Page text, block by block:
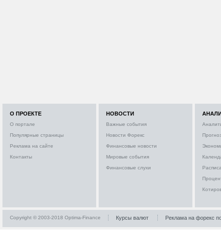
О ПРОЕКТЕ
О портале
Популярные страницы
Реклама на сайте
Контакты
НОВОСТИ
Важные события
Новости Форекс
Финансовые новости
Мировые события
Финансовые слухи
Copyright © 2003-2018 Optima-Finance Курсы валют Реклама на форекс